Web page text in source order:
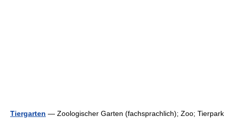
Tiergarten — Zoologischer Garten (fachsprachlich); Zoo; Tierpark